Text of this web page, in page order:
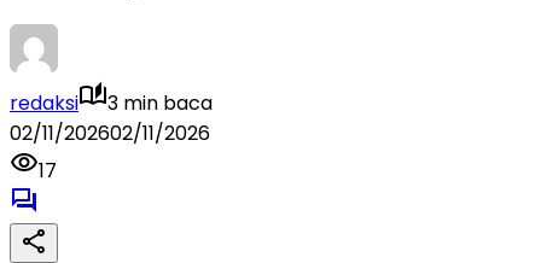
redaksi
3 min baca
02/11/202602/11/2026
17